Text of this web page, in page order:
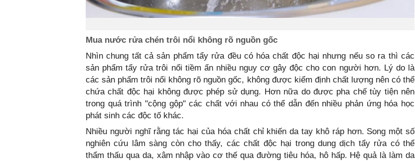
Mua nước rửa chén trôi nổi không rõ nguồn gốc
Nhìn chung tất cả sản phẩm tẩy rửa đều có hóa chất độc hại nhưng nếu so ra thì các
sản phẩm tẩy rửa trôi nổi tiềm ẩn nhiều nguy cơ gây độc cho con người hơn. Lý do là
các sản phẩm trôi nổi không rõ nguồn gốc, không được kiểm định chất lượng nên có thể
chứa chất độc hại không được phép sử dụng. Hơn nữa do được pha chế tùy tiện nên
trong quá trình "cộng gộp" các chất với nhau có thể dẫn đến nhiều phản ứng hóa học
phát sinh các độc tố khác.
Nhiều người nghĩ rằng tác hại của hóa chất chỉ khiến da tay khô ráp hơn. Song một số
nghiên cứu lâm sàng còn cho thấy, các chất độc hại trong dung dịch tẩy rửa có thể
thẩm thấu qua da, xâm nhập vào cơ thế qua đường tiêu hóa, hô hấp. Hệ quả là làm da